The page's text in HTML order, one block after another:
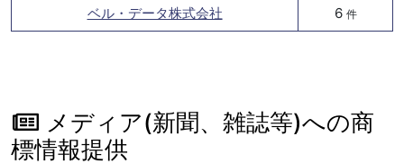
ベル・データ株式会社 6 件
メディア(新聞、雑誌等)への商
標情報提供